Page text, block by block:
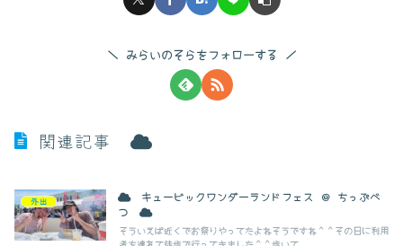
みらいのそらをフォローする
関連記事
外出
つ
そういえば近くでお祭りやってたよねそうですね＾＾その日に利用